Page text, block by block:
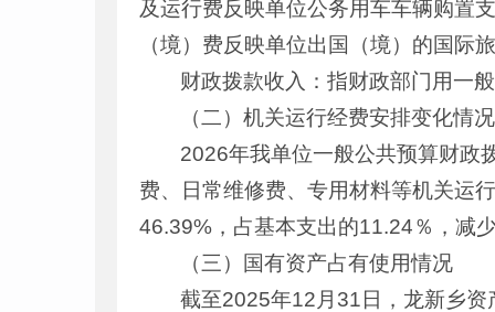
及运行费反映单位公务用车车辆购置
（境）费反映单位出国（境）的国际
财政拨款收入：指财政部门用一
（二）机关运行经费安排变化情
2026年我单位一般公共预算财政
费、日常维修费、专用材料等机关运
46.39%，占基本支出的11.24％，减
（三）国有资产占有使用情况
截至2025年12月31日，龙新乡